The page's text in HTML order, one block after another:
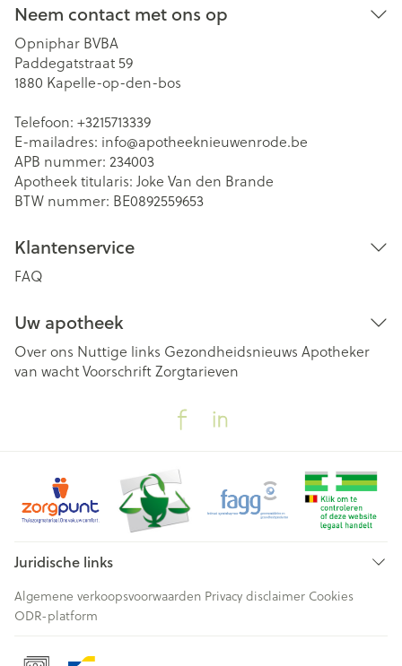
Neem contact met ons op
Opniphar BVBA
Paddegatstraat 59
1880 Kapelle-op-den-bos
Telefoon: +3215713339
E-mailadres: info@apotheeknieuwenrode.be
APB nummer: 234003
Apotheek titularis: Joke Van den Brande
BTW nummer: BE0892559653
Klantenservice
FAQ
Uw apotheek
Over ons Nuttige links Gezondheidsnieuws Apotheker
van wachtVoorschriftZorgtarieven
Juridische links
Algemene verkoopsvoorwaarden Privacy disclaimer Cookies
ODR-platform